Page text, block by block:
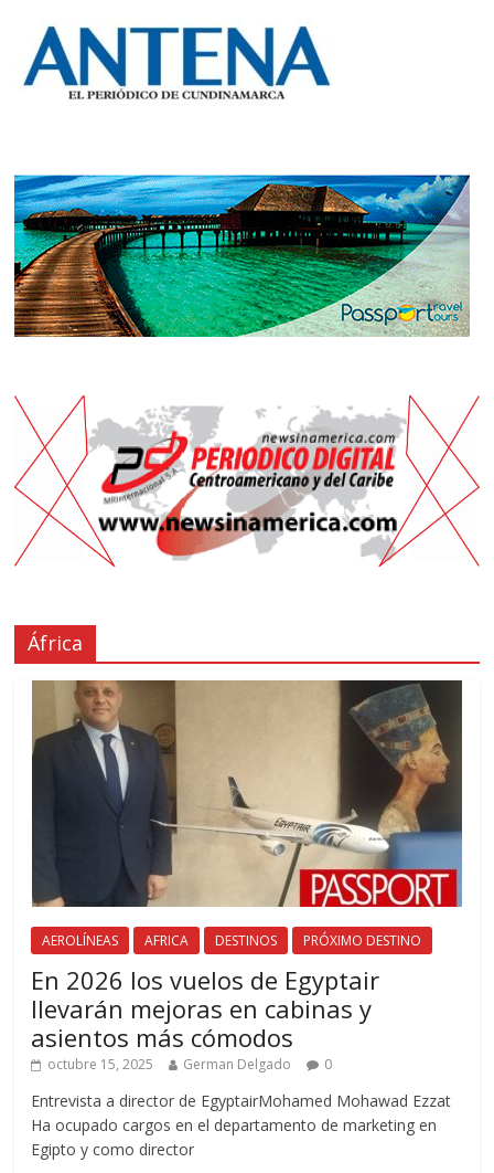
África
AEROLÍNEAS AFRICA DESTINOS PRÓXIMO DESTINO
En 2026 los vuelos de Egyptair
llevarán mejoras en cabinas y
asientos más cómodos
octubre 15, 2025 German Delgado 0
Entrevista a director de EgyptairMohamed Mohawad Ezzat
Ha ocupado cargos en el departamento de marketing en
Egipto y como director